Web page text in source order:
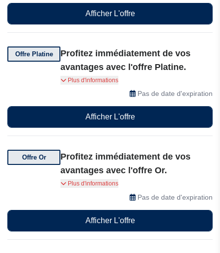
jusqu'à 10% d'économies, arrivée anticipée,
départ tardif, surclassement double, services
locaux, disponibilité garantie, Wi-Fi gratuit et
partage de statut.
Afficher L'offre
Offre Platine
Profitez immédiatement de vos
avantages avec l'offre Platine.
Atteignez 10 nuits, 5 000 USD de dépenses ou
deux marques par an. Gagnez 6 D$ par tranche
de 100 USD, valable 24 mois, avec jusqu'à 10%
d'économies, départ tardif, surclassement de
chambre, services locaux et Wi-Fi gratuit.
Plus d'informations
Pas de date d'expiration
Afficher L'offre
Offre Or
Profitez immédiatement de vos
avantages avec l'offre Or.
Séjournez deux fois ou dépensez 1 000 USD par
an. Gagnez 5 D$ par tranche de 100 USD,
valable 18 mois, jusqu'à 10% de réduction, des
offres exclusives et le Wi-Fi gratuit.
Plus d'informations
Pas de date d'expiration
Afficher L'offre